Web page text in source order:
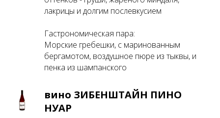
лакрицы и долгим послевкусием
Гастрономическая пара:
Морские гребешки, с маринованным
бергамотом, воздушное пюре из тыквы, и
пенка из шампанского
вино ЗИБЕНШТАЙН ПИНО
НУАР